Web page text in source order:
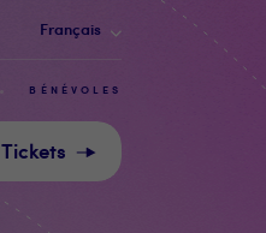
Tickets
BÉNÉVOLES
Français